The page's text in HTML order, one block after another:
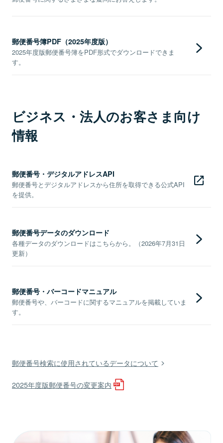
郵便番号簿PDF（2025年度版）
2025年度版郵便番号簿をPDF形式でダウンロードできま
す。
ビジネス・法人のお客さま向け
情報
郵便番号・デジタルアドレスAPI
郵便番号とデジタルアドレスから住所を取得できる公式API
を提供。
郵便番号データのダウンロード
各種データのダウンロードはこちらから。（2026年7月31日
更新）
郵便番号・バーコードマニュアル
郵便番号や、バーコードに関するマニュアルを掲載していま
す。
郵便番号検索に使用されているデータについて
2025年度版郵便番号の変更案内